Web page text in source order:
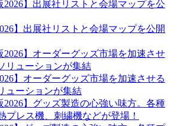
】出展社リストと会場マップを公開
】オーダーグッズ市場を加速させる
ューションが集結